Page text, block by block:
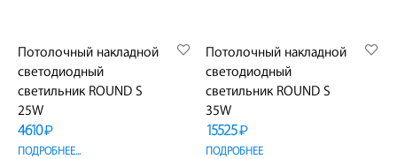
Потолочный накладной
светодиодный
светильник ROUND S
25W
4610₽
ПОДРОБНЕЕ...
Потолочный накладной
светодиодный
светильник ROUND S
35W
15525₽
ПОДРОБНЕЕ